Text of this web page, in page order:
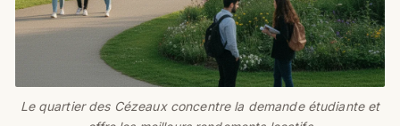
Le quartier des Cézeaux concentre la demande étudiante et